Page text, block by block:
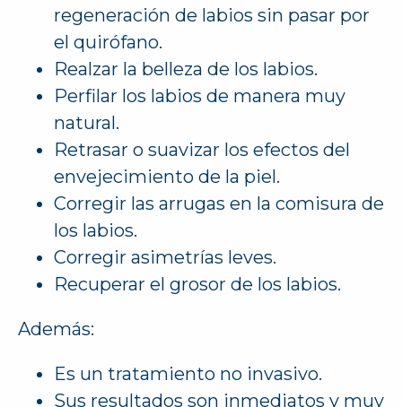
regeneración de labios sin pasar por
el quirófano.
Realzar la belleza de los labios.
Perfilar los labios de manera muy
natural.
Retrasar o suavizar los efectos del
envejecimiento de la piel.
Corregir las arrugas en la comisura de
los labios.
Corregir asimetrías leves.
Recuperar el grosor de los labios.
Además:
Es un tratamiento no invasivo.
Sus resultados son inmediatos y muy